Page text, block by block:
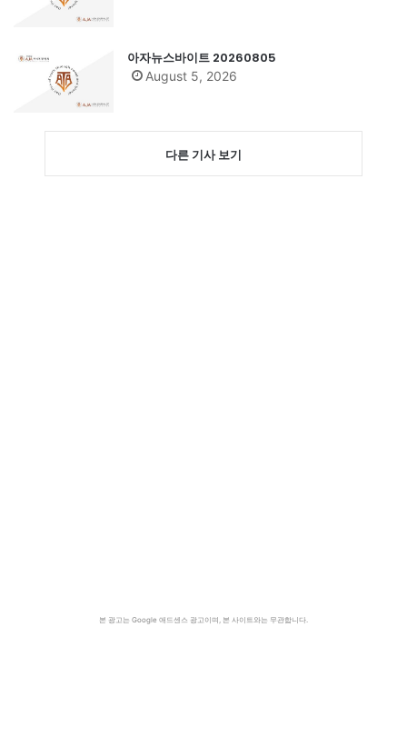
아자뉴스바이트 20260805
August 5, 2026
다른 기사 보기
본 광고는 Google 애드센스 광고이며, 본 사이트와는 무관합니다.